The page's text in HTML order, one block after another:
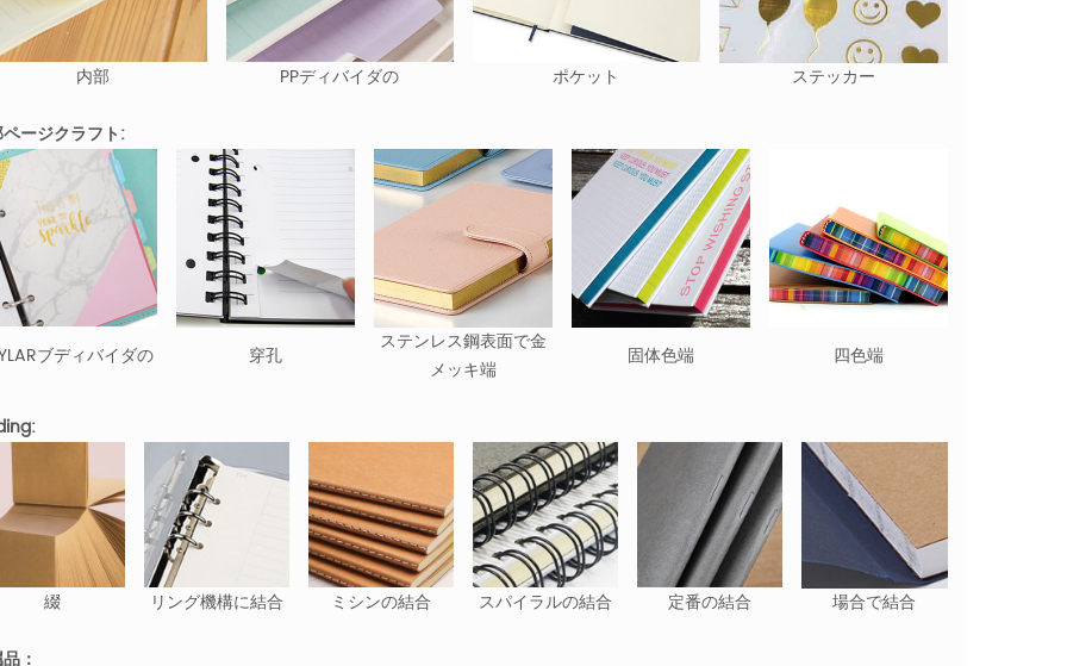
内部 PPディバイダの ポケット ステッカー
ージクラフト:
ブディバイダの 穿孔
ステンレス鋼表面で金
メッキ端
固体色端 四色端
綴 リング機構に結合 ミシンの結合 スパイラルの結合 定番の結合 場合で結合
：